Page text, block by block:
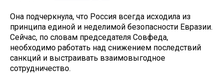
Она подчеркнула, что Россия всегда исходила из
принципа единой и неделимой безопасности Евразии.
Сейчас, по словам председателя Совфеда,
необходимо работать над снижением последствий
санкций и выстраивать взаимовыгодное
сотрудничество.